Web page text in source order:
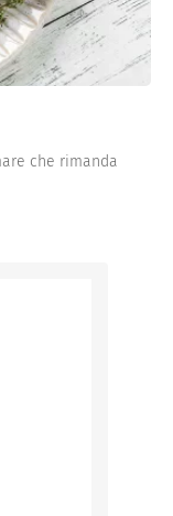
che rimanda